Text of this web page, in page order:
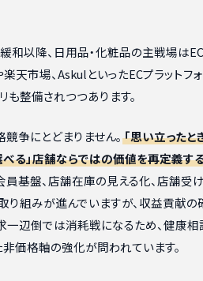
和以降、日用品・化粧品の主戦場は
天市場、AskulといったECプラットフ
も整備されつつあります。
争にとどまりません。 「思い立ったと
べる」店舗ならではの価値を再定義す
員基盤、店舗在庫の見える化、店舗受
り組みが進んでいますが、収益貢献
一辺倒では消耗戦になるため、健康相
価格軸の強化が問われています。